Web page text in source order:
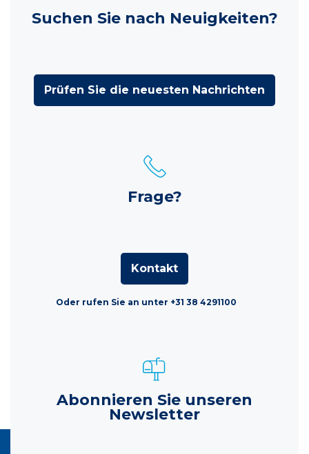
Suchen Sie nach Neuigkeiten?
Prüfen Sie die neuesten Nachrichten
Frage?
Kontakt
Oder rufen Sie an unter +31 38 4291100
Abonnieren Sie unseren
Newsletter